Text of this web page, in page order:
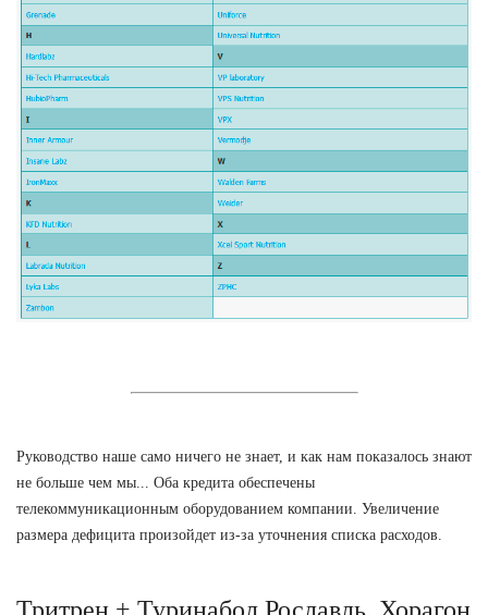
Руководство наше само ничего не знает, и как нам показалось знают
не больше чем мы... Оба кредита обеспечены
телекоммуникационным оборудованием компании. Увеличение
размера дефицита произойдет из-за уточнения списка расходов.
Тритрен + Туринабол Рославль. Хорагон